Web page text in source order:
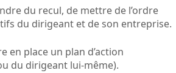
du recul, de mettre de l’ordre
du dirigeant et de son entreprise.
en place un plan d’action
du dirigeant lui-même).